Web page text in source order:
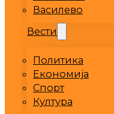
Василево
Вести
Политика
Економија
Спорт
Култура